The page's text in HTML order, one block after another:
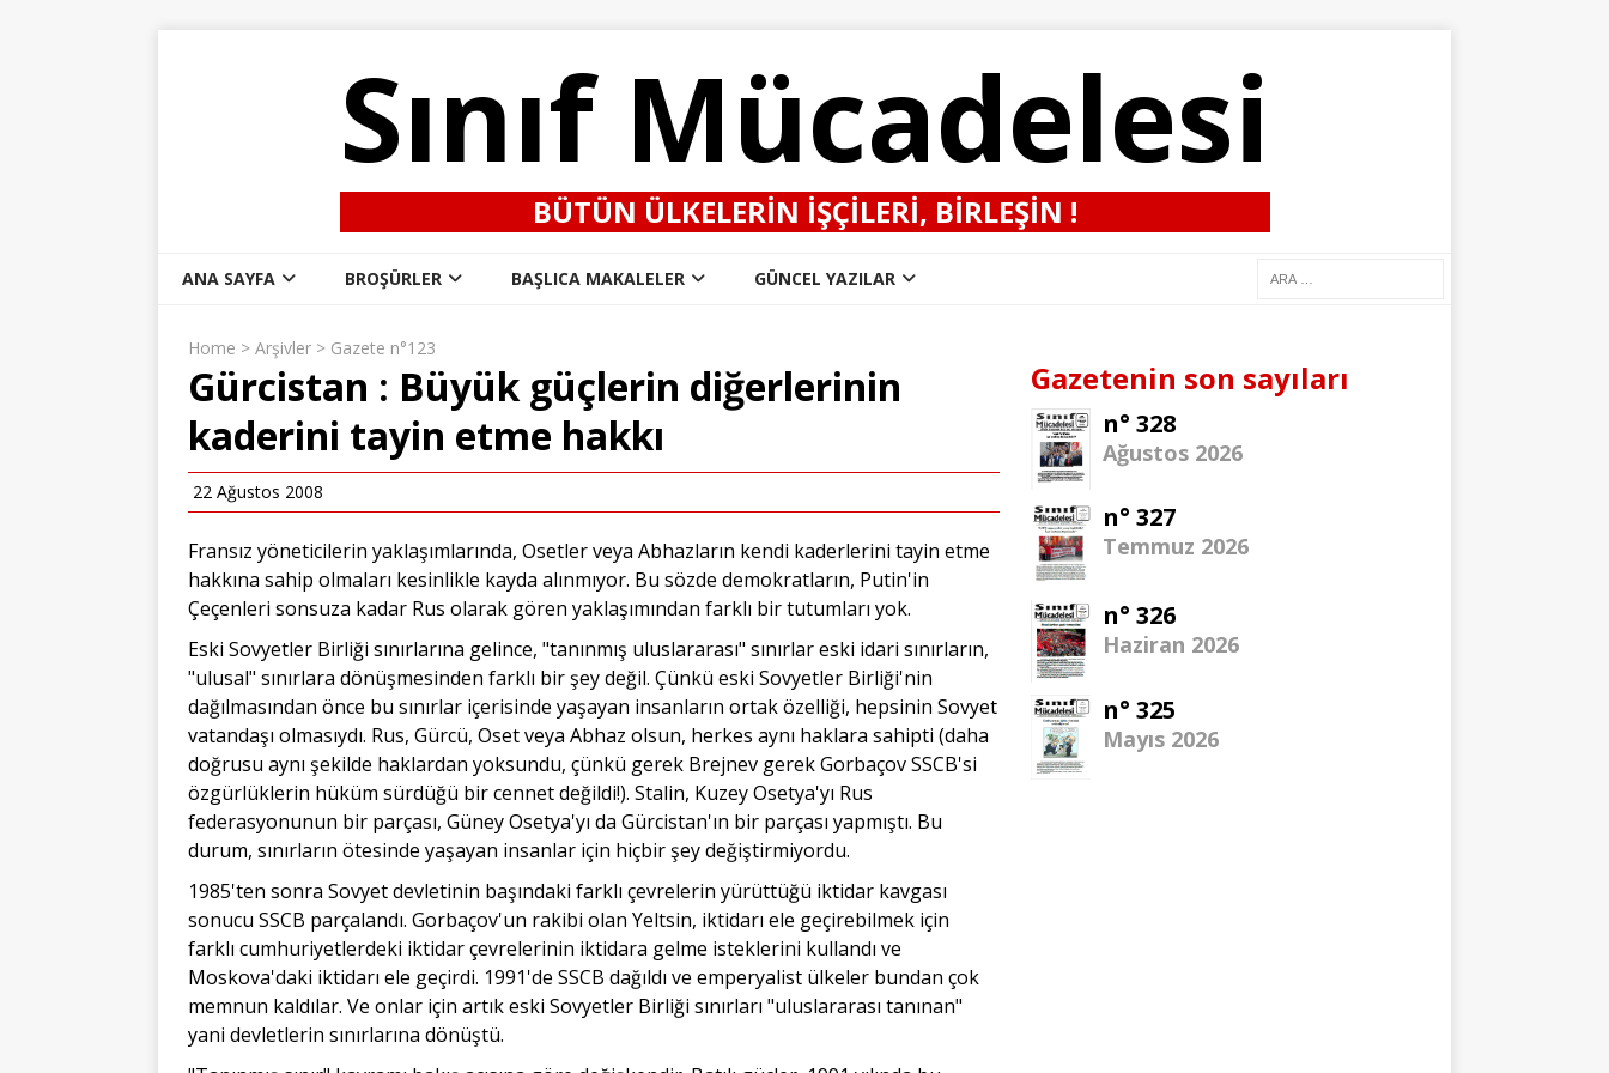
Sınıf Mücadelesi
BÜTÜN ÜLKELERIN IŞÇILERI, BIRLEŞIN !
ANA SAYFA BROŞÜRLER BAŞLICA MAKALELER GÜNCEL YAZILAR
Home > Arşivler > Gazete n°123
Gürcistan : Büyük güçlerin diğerlerinin
kaderini tayin etme hakkı
22 Ağustos 2008
Fransız yöneticilerin yaklaşımlarında, Osetler veya Abhazların kendi kaderlerini tayin etme
hakkına sahip olmaları kesinlikle kayda alınmıyor. Bu sözde demokratların, Putin'in
Çeçenleri sonsuza kadar Rus olarak gören yaklaşımından farklı bir tutumları yok.
Eski Sovyetler Birliği sınırlarına gelince, "tanınmış uluslararası" sınırlar eski idari sınırların,
"ulusal" sınırlara dönüşmesinden farklı bir şey değil. Çünkü eski Sovyetler Birliği'nin
dağılmasından önce bu sınırlar içerisinde yaşayan insanların ortak özelliği, hepsinin Sovyet
vatandaşı olmasıydı. Rus, Gürcü, Oset veya Abhaz olsun, herkes aynı haklara sahipti (daha
doğrusu aynı şekilde haklardan yoksundu, çünkü gerek Brejnev gerek Gorbaçov SSCB'si
özgürlüklerin hüküm sürdüğü bir cennet değildi!). Stalin, Kuzey Osetya'yı Rus
federasyonunun bir parçası, Güney Osetya'yı da Gürcistan'ın bir parçası yapmıştı. Bu
durum, sınırların ötesinde yaşayan insanlar için hiçbir şey değiştirmiyordu.
1985'ten sonra Sovyet devletinin başındaki farklı çevrelerin yürüttüğü iktidar kavgası
sonucu SSCB parçalandı. Gorbaçov'un rakibi olan Yeltsin, iktidarı ele geçirebilmek için
farklı cumhuriyetlerdeki iktidar çevrelerinin iktidara gelme isteklerini kullandı ve
Moskova'daki iktidarı ele geçirdi. 1991'de SSCB dağıldı ve emperyalist ülkeler bundan çok
memnun kaldılar. Ve onlar için artık eski Sovyetler Birliği sınırları "uluslararası tanınan"
yani devletlerin sınırlarına dönüştü.
Gazetenin son sayıları
n° 328
Ağustos 2026
n° 327
Temmuz 2026
n° 326
Haziran 2026
n° 325
Mayıs 2026